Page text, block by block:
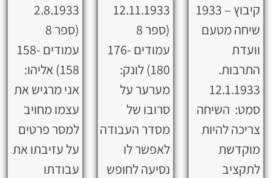
שיחה מטעם
וועדת
התרבות.
12.1.1933
סמט: השיחה
צריכה להיות
מוקדשת
לתקציב
12.11.1933
(ספר 8
עמודים 176-
180) לונק:
מערער על
סרובו של
מסדר העבודה
לאפשר לו
נסיעה לחופש
(ספר 8
עמודים 158-
158) אליהו:
אני מרגיש את
עצמו מחויב
למסר פרטים
על עזיבתו את
עבודתו